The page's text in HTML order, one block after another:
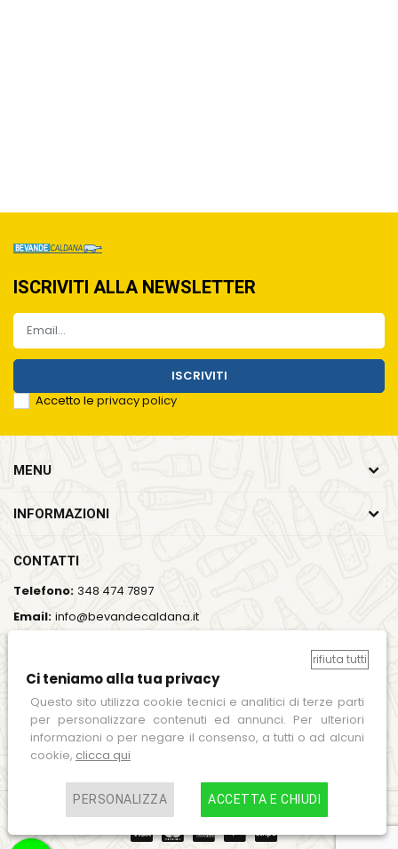
ISCRIVITI ALLA NEWSLETTER
ISCRIVITI
Accetto le privacy policy
CONTATTI
Telefono: 348 474 7897
Email: info@bevandecaldana.it
Orari: Lun - Ven / 7:00 - 18:00
MENU
INFORMAZIONI
SEGUICI SUI SOCIAL
rifiuta tutti
Ci teniamo alla tua privacy
Questo sito utilizza cookie tecnici e analitici di terze parti
per personalizzare contenuti ed annunci. Per ulteriori
informazioni o per negare il consenso, a tutti o ad alcuni
cookie, clicca qui
PERSONALIZZA ACCETTA E CHIUDI